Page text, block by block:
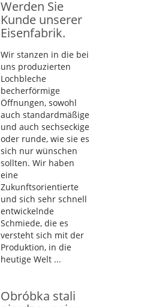
Werden Sie
Kunde unserer
Eisenfabrik.
Wir stanzen in die bei
uns produzierten
Lochbleche
becherförmige
Öffnungen, sowohl
auch standardmäßige
und auch sechseckige
oder runde, wie sie es
sich nur wünschen
sollten. Wir haben
eine
Zukunftsorientierte
und sich sehr schnell
entwickelnde
Schmiede, die es
versteht sich mit der
Produktion, in die
heutige Welt ...
Obróbka stali